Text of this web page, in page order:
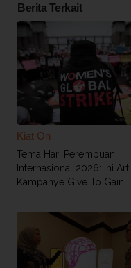
Berita Terkait
Kiat On
Tema Hari Perempuan
Internasional 2026: Ini Arti
Kampanye Give To Gain